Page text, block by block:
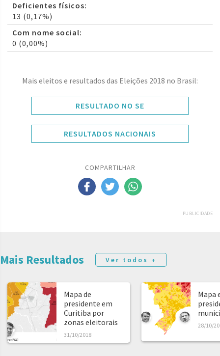
Deficientes físicos:
13 (0,17%)
Com nome social:
0 (0,00%)
Mais eleitos e resultados das Eleições 2018 no Brasil:
RESULTADO NO SE
RESULTADOS NACIONAIS
COMPARTILHAR
PUBLICIDADE
Mais Resultados Ver todos +
Mapa de
presidente em
Curitiba por
zonas eleitorais
31/10/2018
Mapa
28/10/